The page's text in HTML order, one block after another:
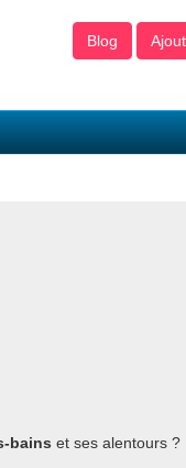
Blog
bains et ses alentours ?